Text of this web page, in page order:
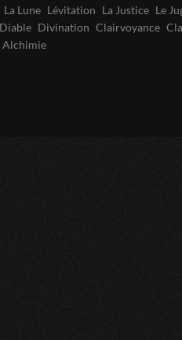
La Lune Lévitation La Justice Le
Divination Clairvoyance
Alchimie